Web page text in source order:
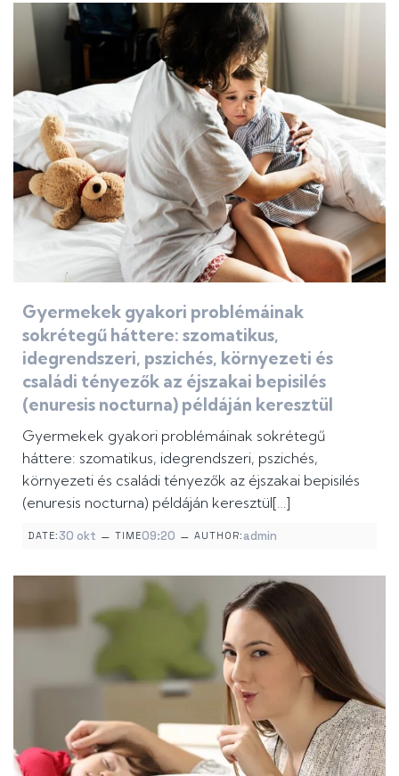
Gyermekek gyakori problémáinak
sokrétegű háttere: szomatikus,
idegrendszeri, pszichés, környezeti és
családi tényezők az éjszakai bepisilés
(enuresis nocturna) példáján keresztül
Gyermekek gyakori problémáinak sokrétegű
háttere: szomatikus, idegrendszeri, pszichés,
környezeti és családi tényezők az éjszakai bepisilés
(enuresis nocturna) példáján keresztül[…]
DATE: 30 okt – TIME09:20 – AUTHOR: admin